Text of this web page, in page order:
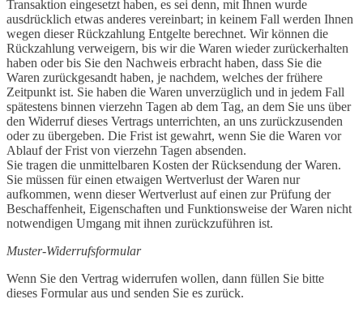
Transaktion eingesetzt haben, es sei denn, mit Ihnen wurde
ausdrücklich etwas anderes vereinbart; in keinem Fall werden Ihnen
wegen dieser Rückzahlung Entgelte berechnet. Wir können die
Rückzahlung verweigern, bis wir die Waren wieder zurückerhalten
haben oder bis Sie den Nachweis erbracht haben, dass Sie die
Waren zurückgesandt haben, je nachdem, welches der frühere
Zeitpunkt ist. Sie haben die Waren unverzüglich und in jedem Fall
spätestens binnen vierzehn Tagen ab dem Tag, an dem Sie uns über
den Widerruf dieses Vertrags unterrichten, an uns zurückzusenden
oder zu übergeben. Die Frist ist gewahrt, wenn Sie die Waren vor
Ablauf der Frist von vierzehn Tagen absenden.
Sie tragen die unmittelbaren Kosten der Rücksendung der Waren.
Sie müssen für einen etwaigen Wertverlust der Waren nur
aufkommen, wenn dieser Wertverlust auf einen zur Prüfung der
Beschaffenheit, Eigenschaften und Funktionsweise der Waren nicht
notwendigen Umgang mit ihnen zurückzuführen ist.
Muster-Widerrufsformular
Wenn Sie den Vertrag widerrufen wollen, dann füllen Sie bitte
dieses Formular aus und senden Sie es zurück.